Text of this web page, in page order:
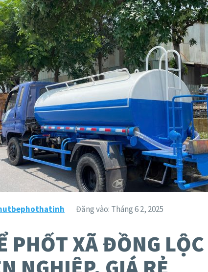
Đăng vào: Tháng 6 2, 2025
PHỐT XÃ ĐỒNG LỘC